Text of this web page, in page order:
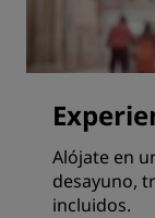
Alójate en
desayuno,
incluidos.